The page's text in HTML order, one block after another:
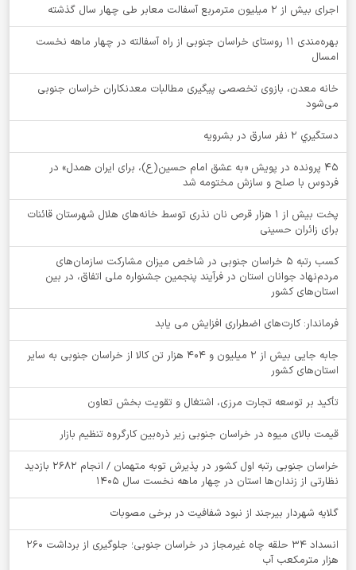
اجرای بیش از ۲ میلیون مترمربع آسفالت معابر طی چهار سال گذشته
بهره‌مندی ۱۱ روستای خراسان جنوبی از راه آسفالته در چهار ماهه نخست
امسال
خانه معدن، بازوی تخصصی پیگیری مطالبات معدنکاران خراسان جنوبی
می‌شود
دستگيري 2 نفر سارق در بشرويه
۴۵ پرونده در پویش «به عشق امام حسین(ع)، برای ایران همدل» در
فردوس با صلح و سازش مختومه شد
پخت بیش از 1 هزار قرص نان نذری توسط خانه‌های هلال شهرستان قائنات
برای زائران حسینی
کسب رتبه ۵ خراسان جنوبی در شاخص میزان مشارکت سازمان‌های
مردم‌نهاد جوانان استان در فرآیند پنجمین جشنواره ملی اتفاق، در بین
استان‌های کشور
فرماندار: کارت‌های اضطراری افزایش می یابد
جابه جایی بیش از 2 میلیون و 404 هزار تن کالا از خراسان جنوبی به سایر
استان‌های کشور
تأکید بر توسعه تجارت مرزی، اشتغال و تقویت بخش تعاون
قیمت بالای میوه در خراسان جنوبی زیر ذره‌بین کارگروه تنظیم بازار
خراسان جنوبی رتبه اول کشور در پذیرش توبه متهمان / انجام ۲۶۸۲ بازدید
نظارتی از زندان‌ها استان در چهار ماهه نخست سال 1405
گلایه شهردار بیرجند از نبود شفافیت در برخی مصوبات
انسداد ۳۴ حلقه چاه غیرمجاز در خراسان جنوبی؛ جلوگیری از برداشت ۲۶۰
هزار مترمکعب آب